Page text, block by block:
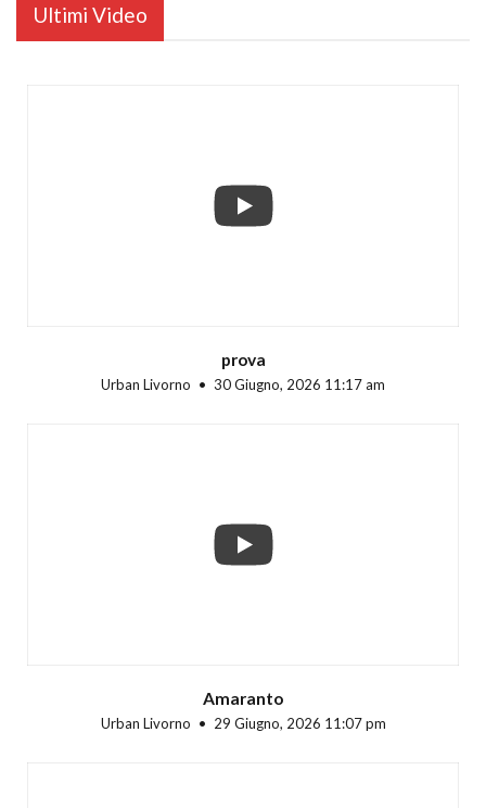
Ultimi Video
prova
Urban Livorno 30 Giugno, 2026 11:17 am
Amaranto
Urban Livorno 29 Giugno, 2026 11:07 pm